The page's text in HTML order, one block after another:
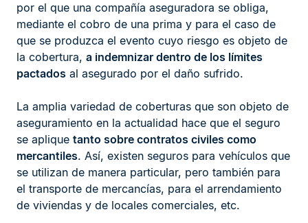
por el que una compañía aseguradora se obliga,
mediante el cobro de una prima y para el caso de
que se produzca el evento cuyo riesgo es objeto de
la cobertura, a indemnizar dentro de los límites
pactados al asegurado por el daño sufrido.
La amplia variedad de coberturas que son objeto de
aseguramiento en la actualidad hace que el seguro
se aplique tanto sobre contratos civiles como
mercantiles. Así, existen seguros para vehículos que
se utilizan de manera particular, pero también para
el transporte de mercancías, para el arrendamiento
de viviendas y de locales comerciales, etc.